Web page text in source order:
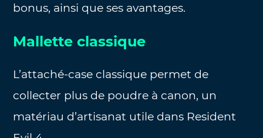
bonus, ainsi que ses avantages.
Mallette classique
L’attaché-case classique permet de
collecter plus de poudre à canon, un
matériau d’artisanat utile dans Resident